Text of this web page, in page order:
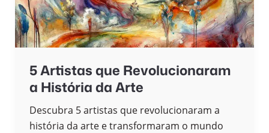
5 Artistas que Revolucionaram
a História da Arte
Descubra 5 artistas que revolucionaram a
história da arte e transformaram o mundo